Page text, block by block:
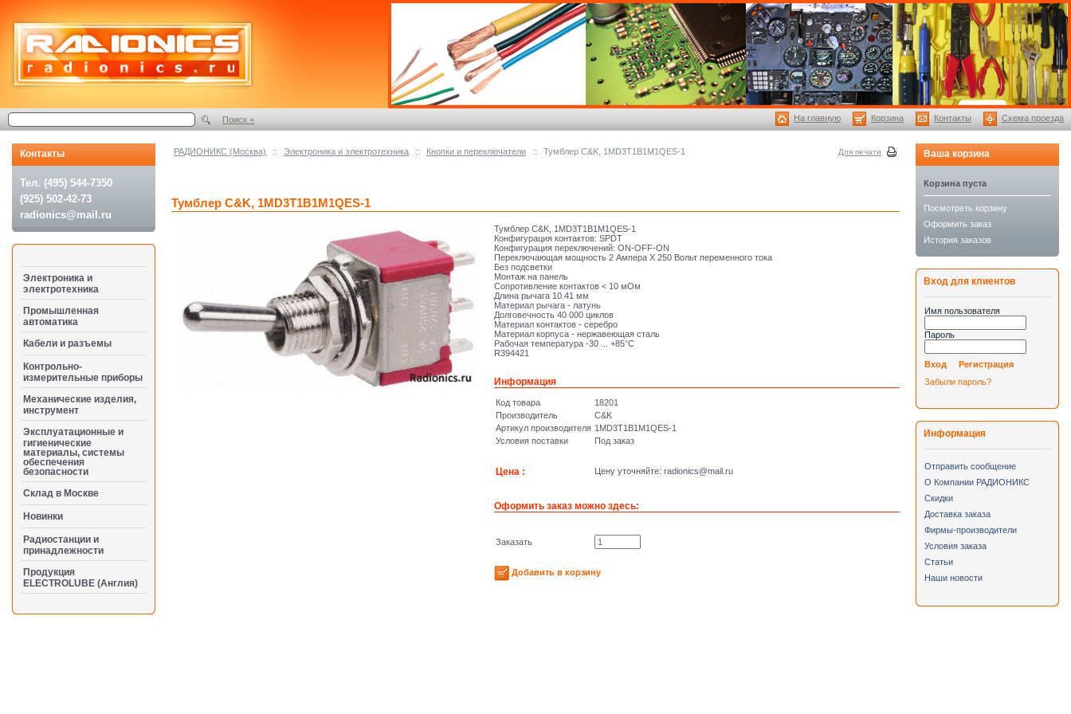
РАДИОНИКС (Москва) :: Электроника и электротехника :: Кнопки и переключатели :: Тумблер C&K, 1MD3T1B1M1QES-1 Для печати
Тумблер C&K, 1MD3T1B1M1QES-1
Тумблер C&K, 1MD3T1B1M1QES-1
Конфигурация контактов: SPDT
Конфигурация переключений: ON-OFF-ON
Переключающая мощность 2 Ампера Х 250 Вольт переменного тока
Без подсветки
Монтаж на панель
Сопротивление контактов < 10 мОм
Длина рычага 10.41 мм
Материал рычага - латунь
Долговечность 40 000 циклов
Материал контактов - серебро
Материал корпуса - нержавеющая сталь
Рабочая температура -30 ... +85°C
R394421
Информация
Код товара
18201
Производитель
C&K
Артикул производителя 1MD3T1B1M1QES-1
Условия поставки
Под заказ
Цена : Цену уточняйте: radioniсs@mail.ru
Оформить заказ можно здесь:
Заказать
Добавить в корзину
Контакты
Тел. (495) 544-7350
(925) 502-42-73
radionics@mail.ru
Электроника и
электротехника
Промышленная
автоматика
Кабели и разъемы
Контрольно-
измерительные приборы
Механические изделия,
инструмент
Эксплуатационные и
гигиенические
материалы, системы
обеспечения
безопасности
Cклад в Москве
Новинки
Радиостанции и
принадлежности
Продукция
ELECTROLUBE (Англия)
Ваша корзина
Корзина пуста
Посмотреть корзину
Оформить заказ
История заказов
Вход для клиентов
Имя пользователя
Пароль
Вход
Регистрация
Забыли пароль?
Информация
Отправить сообщение
О Компании РАДИОНИКС
Скидки
Доставка заказа
Фирмы-производители
Условия заказа
Статьи
Наши новости
Поиск + Схема проезда
Контакты
Корзина
На главную